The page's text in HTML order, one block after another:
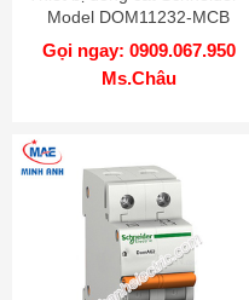
Model DOM11232-MCB
Gọi ngay: 0909.067.950
Ms.Châu